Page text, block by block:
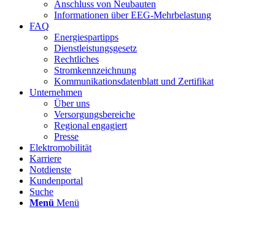
Anschluss von Neubauten
Informationen über EEG-Mehrbelastung
FAQ
Energiespartipps
Dienstleistungsgesetz
Rechtliches
Stromkennzeichnung
Kommunikationsdatenblatt und Zertifikat
Unternehmen
Über uns
Versorgungsbereiche
Regional engagiert
Presse
Elektromobilität
Karriere
Notdienste
Kundenportal
Suche
Menü Menü